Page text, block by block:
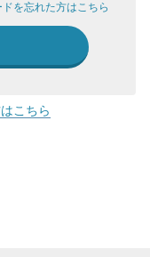
を忘れた方はこちら
こちら